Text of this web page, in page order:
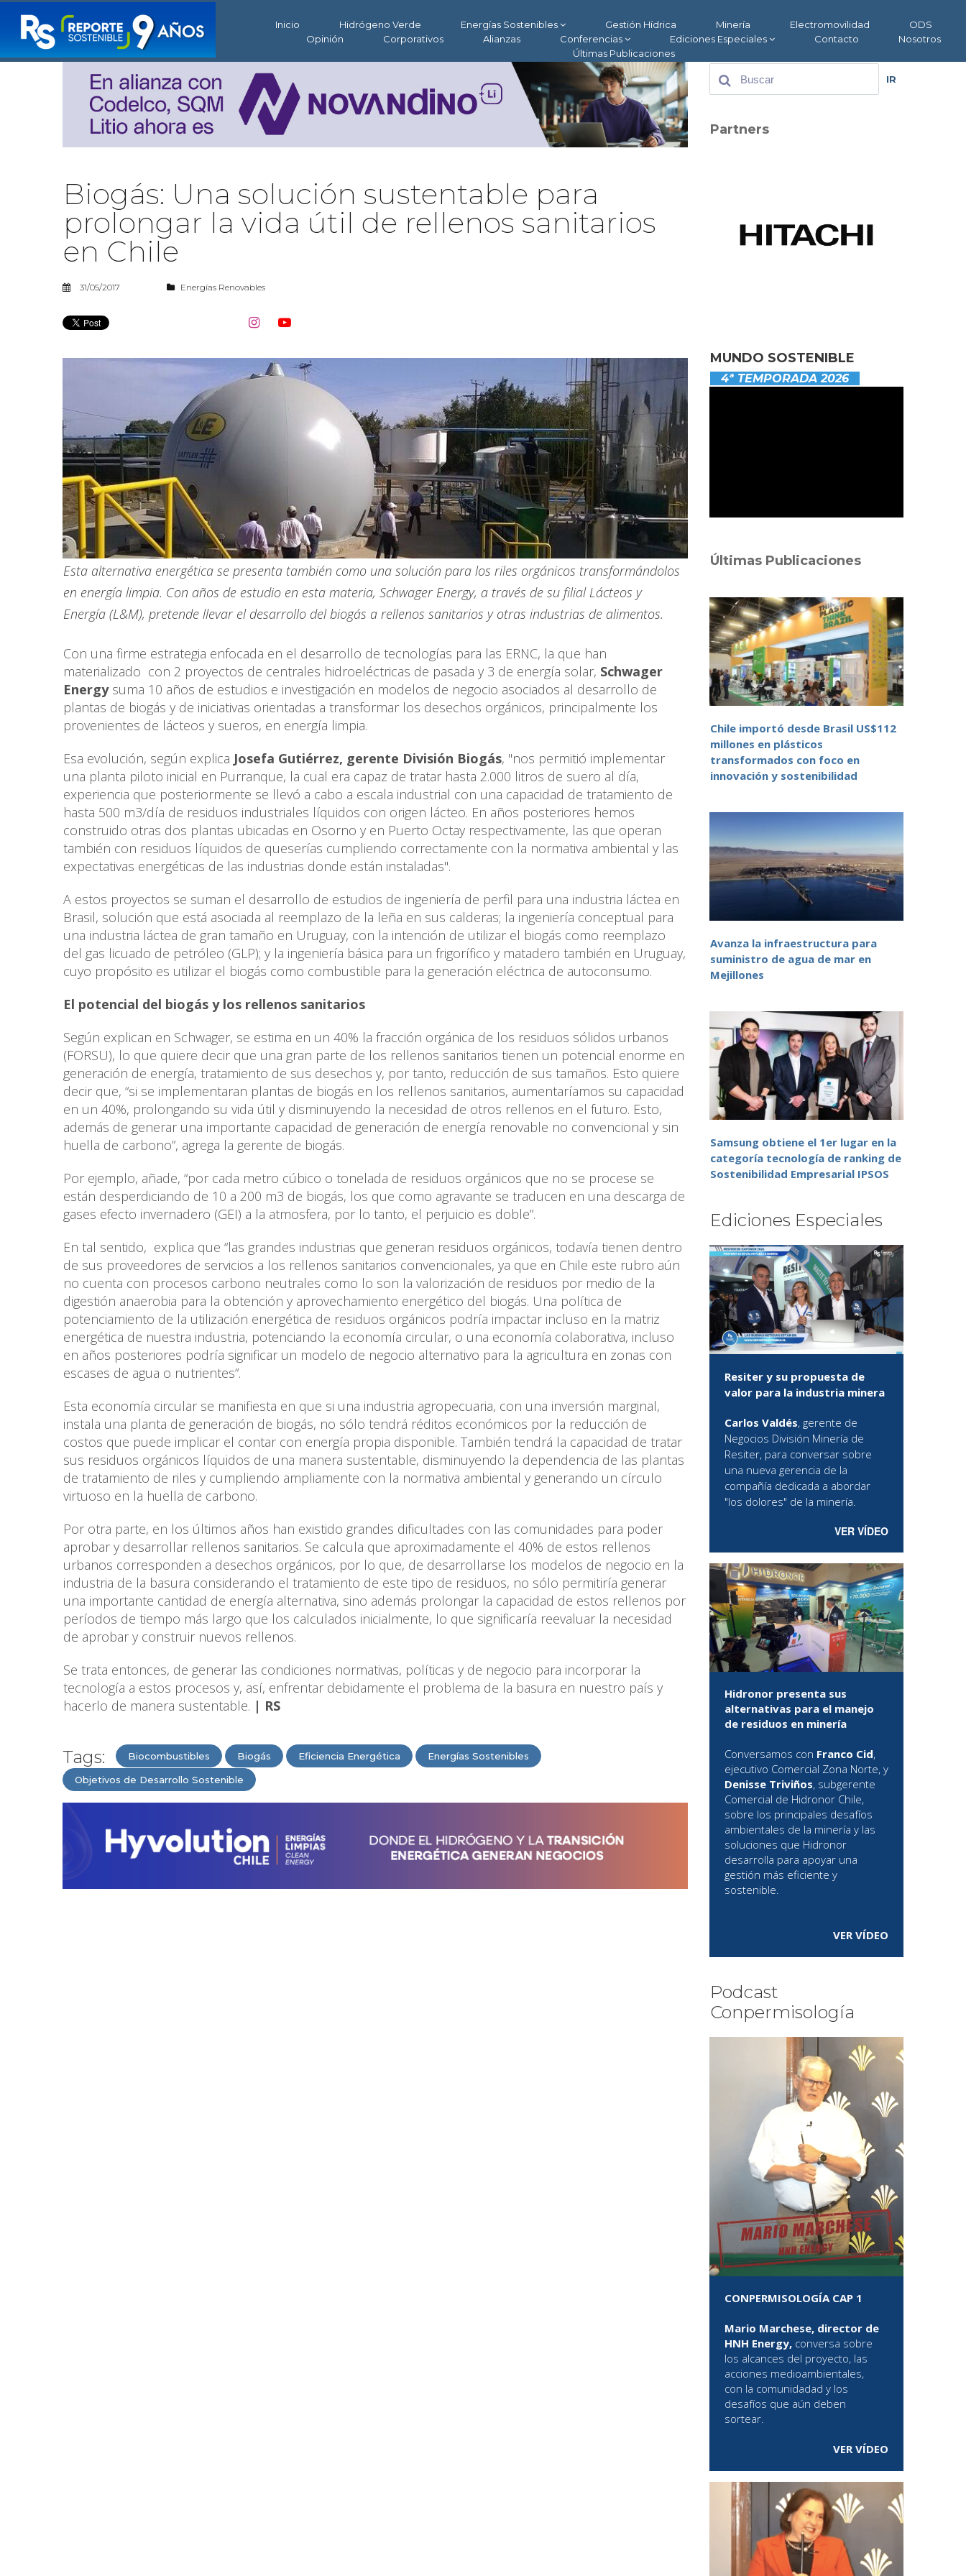
Inicio Hidrógeno Verde Energías Sostenibles Gestión Hídrica Minería Electromovilidad
ODS
Opinión
Corporativos Alianzas Conferencias Ediciones Especiales Contacto
Nosotros
Últimas Publicaciones
Biogás: Una solución sustentable para
prolongar la vida útil de rellenos sanitarios
en Chile
31/05/2017 Energías Renovables
 
Esta alternativa energética se presenta también como una solución para los riles orgánicos transformándolos
en energía limpia. Con años de estudio en esta materia, Schwager Energy, a través de su filial Lácteos y
Energía (L&M), pretende llevar el desarrollo del biogás a rellenos sanitarios y otras industrias de alimentos.
Con una firme estrategia enfocada en el desarrollo de tecnologías para las ERNC, la que han
materializado con 2 proyectos de centrales hidroeléctricas de pasada y 3 de energía solar, Schwager
Energysuma 10 años de estudios e investigación en modelos de negocio asociados al desarrollo de
plantas de biogás y de iniciativas orientadas a transformar los desechos orgánicos, principalmente los
provenientes de lácteos y sueros, en energía limpia.
Esa evolución, según explica Josefa Gutiérrez, gerente División Biogás, "nos permitió implementar
una planta piloto inicial en Purranque, la cual era capaz de tratar hasta 2.000 litros de suero al día,
experiencia que posteriormente se llevó a cabo a escala industrial con una capacidad de tratamiento de
hasta 500 m3/día de residuos industriales líquidos con origen lácteo. En años posteriores hemos
construido otras dos plantas ubicadas en Osorno y en Puerto Octay respectivamente, las que operan
también con residuos líquidos de queserías cumpliendo correctamente con la normativa ambiental y las
expectativas energéticas de las industrias donde están instaladas".
A estos proyectos se suman el desarrollo de estudios de ingeniería de perfil para una industria láctea en
Brasil, solución que está asociada al reemplazo de la leña en sus calderas; la ingeniería conceptual para
una industria láctea de gran tamaño en Uruguay, con la intención de utilizar el biogás como reemplazo
del gas licuado de petróleo (GLP); y la ingeniería básica para un frigorífico y matadero también en Uruguay,
cuyo propósito es utilizar el biogás como combustible para la generación eléctrica de autoconsumo.
El potencial del biogás y los rellenos sanitarios
Según explican en Schwager, se estima en un 40% la fracción orgánica de los residuos sólidos urbanos
(FORSU), lo que quiere decir que una gran parte de los rellenos sanitarios tienen un potencial enorme en
generación de energía, tratamiento de sus desechos y, por tanto, reducción de sus tamaños. Esto quiere
decir que, “si se implementaran plantas de biogás en los rellenos sanitarios, aumentaríamos su capacidad
en un 40%, prolongando su vida útil y disminuyendo la necesidad de otros rellenos en el futuro. Esto,
además de generar una importante capacidad de generación de energía renovable no convencional y sin
huella de carbono”, agrega la gerente de biogás.
Por ejemplo, añade, “por cada metro cúbico o tonelada de residuos orgánicos que no se procese se
están desperdiciando de 10 a 200 m3 de biogás, los que como agravante se traducen en una descarga de
gases efecto invernadero (GEI) a la atmosfera, por lo tanto, el perjuicio es doble”.
En tal sentido, explica que “las grandes industrias que generan residuos orgánicos, todavía tienen dentro
de sus proveedores de servicios a los rellenos sanitarios convencionales, ya que en Chile este rubro aún
no cuenta con procesos carbono neutrales como lo son la valorización de residuos por medio de la
digestión anaerobia para la obtención y aprovechamiento energético del biogás. Una política de
potenciamiento de la utilización energética de residuos orgánicos podría impactar incluso en la matriz
energética de nuestra industria, potenciando la economía circular, o una economía colaborativa, incluso
en años posteriores podría significar un modelo de negocio alternativo para la agricultura en zonas con
escases de agua o nutrientes”.
Esta economía circular se manifiesta en que si una industria agropecuaria, con una inversión marginal,
instala una planta de generación de biogás, no sólo tendrá réditos económicos por la reducción de
costos que puede implicar el contar con energía propia disponible. También tendrá la capacidad de tratar
sus residuos orgánicos líquidos de una manera sustentable, disminuyendo la dependencia de las plantas
de tratamiento de riles y cumpliendo ampliamente con la normativa ambiental y generando un círculo
virtuoso en la huella de carbono.
Por otra parte, en los últimos años han existido grandes dificultades con las comunidades para poder
aprobar y desarrollar rellenos sanitarios. Se calcula que aproximadamente el 40% de estos rellenos
urbanos corresponden a desechos orgánicos, por lo que, de desarrollarse los modelos de negocio en la
industria de la basura considerando el tratamiento de este tipo de residuos, no sólo permitiría generar
una importante cantidad de energía alternativa, sino además prolongar la capacidad de estos rellenos por
períodos de tiempo más largo que los calculados inicialmente, lo que significaría reevaluar la necesidad
de aprobar y construir nuevos rellenos.
Se trata entonces, de generar las condiciones normativas, políticas y de negocio para incorporar la
tecnología a estos procesos y, así, enfrentar debidamente el problema de la basura en nuestro país y
hacerlo de manera sustentable. | RS
Tags: Biocombustibles Biogás Eficiencia Energética Energías Sostenibles
Objetivos de Desarrollo Sostenible
IR
Partners
MUNDO SOSTENIBLE
4ª TEMPORADA 2026
Últimas Publicaciones
Chile importó desde Brasil US$112
millones en plásticos
transformados con foco en
innovación y sostenibilidad
Avanza la infraestructura para
suministro de agua de mar en
Mejillones
Samsung obtiene el 1er lugar en la
categoría tecnología de ranking de
Sostenibilidad Empresarial IPSOS
Ediciones Especiales
Resiter y su propuesta de
valor para la industria minera
Carlos Valdés, gerente de
Negocios División Minería de
Resiter, para conversar sobre
una nueva gerencia de la
compañía dedicada a abordar
"los dolores" de la minería.
VER VÍDEO
Hidronor presenta sus
alternativas para el manejo
de residuos en minería
Conversamos con Franco Cid,
ejecutivo Comercial Zona Norte, y
Denisse Triviños, subgerente
Comercial de Hidronor Chile,
sobre los principales desafíos
ambientales de la minería y las
soluciones que Hidronor
desarrolla para apoyar una
gestión más eficiente y
sostenible.
VER VÍDEO
Podcast
Conpermisología
CONPERMISOLOGÍA CAP 1
Mario Marchese, director de
HNH Energy, conversa sobre
los alcances del proyecto, las
acciones medioambientales,
con la comunidadad y los
desafíos que aún deben
sortear.
VER VÍDEO